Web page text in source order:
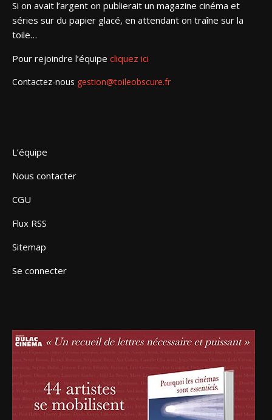
Si on avait l’argent on publierait un magazine cinéma et
séries sur du papier glacé, en attendant on traîne sur la
toile…
Pour rejoindre l’équipe cliquez ici
Contactez-nous gestion@toileobscure.fr
L’équipe
Nous contacter
CGU
Flux RSS
Sitemap
Se connecter